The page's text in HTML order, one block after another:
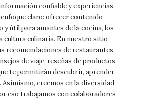
confiable y experiencias
claro: ofrecer contenido
y útil para amantes de la cocina, los
cultura culinaria. En nuestro sitio
recomendaciones de restaurantes,
de viaje, reseñas de productos
te permitirán descubrir, aprender
creemos en la diversidad
eso trabajamos con colaboradores